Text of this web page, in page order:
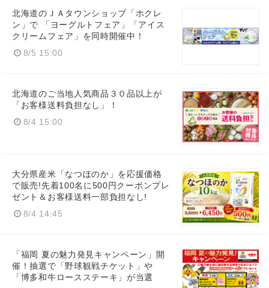
北海道のＪＡタウンショップ「ホクレ
ン」で 「ヨーグルトフェア」「アイス
クリームフェア」を同時開催中！
8/5 15:00
北海道のご当地人気商品３０品以上が
「お客様送料負担なし」！
8/4 15:00
大分県産米「なつほのか」を応援価格
で販売!先着100名に500円クーポンプレ
ゼント＆お客様送料一部負担なし!
8/4 14:45
「福岡 夏の魅力発見キャンペーン」開
催！抽選で「野球観戦チケット」や
「博多和牛ロースステーキ」が当選